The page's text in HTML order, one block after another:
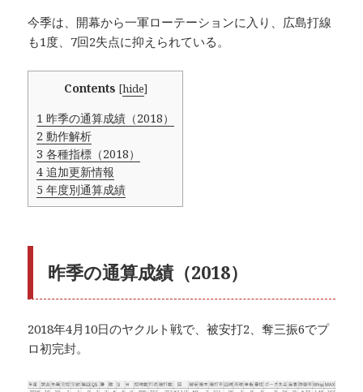
今季は、開幕から一軍ローテーションに入り、広島打線
も1度、7回2失点に抑えられている。
Contents [hide]
1 昨季の通算成績（2018）
2 動作解析
3 各種指標（2018）
4 追加更新情報
5 年度別通算成績
昨季の通算成績（2018）
2018年4月10日のヤクルト戦で、被安打2、奪三振6でプ
ロ初完封。